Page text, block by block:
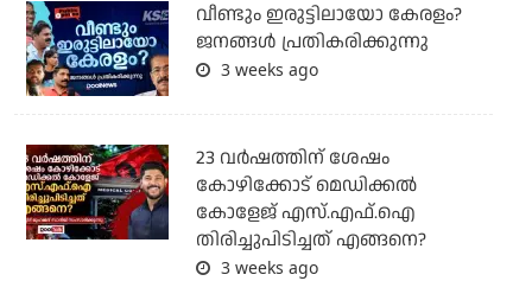
വീണ്ടും ഇരുട്ടിലായോ കേരളം?
ജനങ്ങൾ പ്രതികരിക്കുന്നു
3 weeks ago
23 വർഷത്തിന് ശേഷം
കോഴിക്കോട് മെഡിക്കൽ
കോളേജ് എസ്.എഫ്.ഐ
തിരിച്ചുപിടിച്ചത് എങ്ങനെ?
3 weeks ago